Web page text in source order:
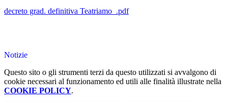
decreto grad. definitiva Teatriamo_.pdf
Notizie
Questo sito o gli strumenti terzi da questo utilizzati si avvalgono di
cookie necessari al funzionamento ed utili alle finalità illustrate nella
COOKIE POLICY.